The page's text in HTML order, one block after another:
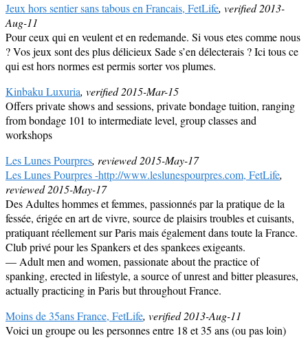
Jeux hors sentier sans tabous en Francais, FetLife, verified 2013-
Aug-11
Pour ceux qui en veulent et en redemande. Si vous etes comme nous
? Vos jeux sont des plus délicieux Sade s’en délecterais ? Ici tous ce
qui est hors normes est permis sorter vos plumes.
Kinbaku Luxuria, verified 2015-Mar-15
Offers private shows and sessions, private bondage tuition, ranging
from bondage 101 to intermediate level, group classes and
workshops
Les Lunes Pourpres, reviewed 2015-May-17
Les Lunes Pourpres -http://www.leslunespourpres.com, FetLife,
reviewed 2015-May-17
Des Adultes hommes et femmes, passionnés par la pratique de la
fessée, érigée en art de vivre, source de plaisirs troubles et cuisants,
pratiquant réellement sur Paris mais également dans toute la France.
Club privé pour les Spankers et des spankees exigeants.
— Adult men and women, passionate about the practice of
spanking, erected in lifestyle, a source of unrest and bitter pleasures,
actually practicing in Paris but throughout France.
Moins de 35ans France, FetLife, verified 2013-Aug-11
Voici un groupe ou les personnes entre 18 et 35 ans (ou pas loin)